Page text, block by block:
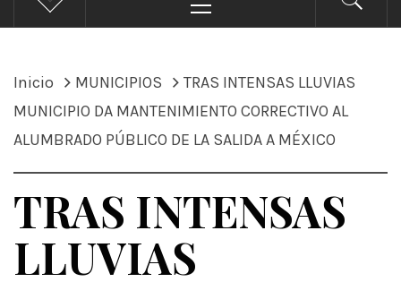
principal
Inicio MUNICIPIOS
TRAS INTENSAS LLUVIAS
MUNICIPIO DA MANTENIMIENTO CORRECTIVO AL
ALUMBRADO PÚBLICO DE LA SALIDA A MÉXICO
TRAS INTENSAS
LLUVIAS